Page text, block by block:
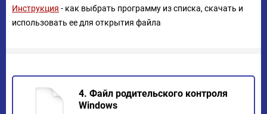
Инструкция - как выбрать программу из списка, скачать и
использовать ее для открытия файла
4. Файл родительского контроля
Windows